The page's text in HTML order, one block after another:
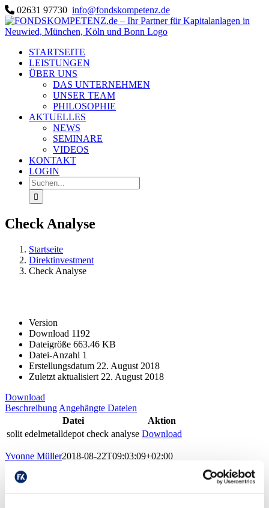
Zum
Inhalt
springen
02631 97730 info@fondskompetenz.de
STARTSEITE
LEISTUNGEN
ÜBER UNS
DAS UNTERNEHMEN
UNSER TEAM
PHILOSOPHIE
AKTUELLES
NEWS
SEMINARE
VIDEOS
KONTAKT
LOGIN
Suche
nach:
Check Analyse
Startseite
Direktinvestment
Check Analyse
Version
Download 1192
Dateigröße 663.46 KB
Datei-Anzahl 1
Erstellungsdatum 22. August 2018
Zuletzt aktualisiert 22. August 2018
Download
Beschreibung Angehängte Dateien
Datei
Aktion
solit edelmetalldepot check analyse Download
Yvonne Müller2018-08-22T09:03:09+02:00